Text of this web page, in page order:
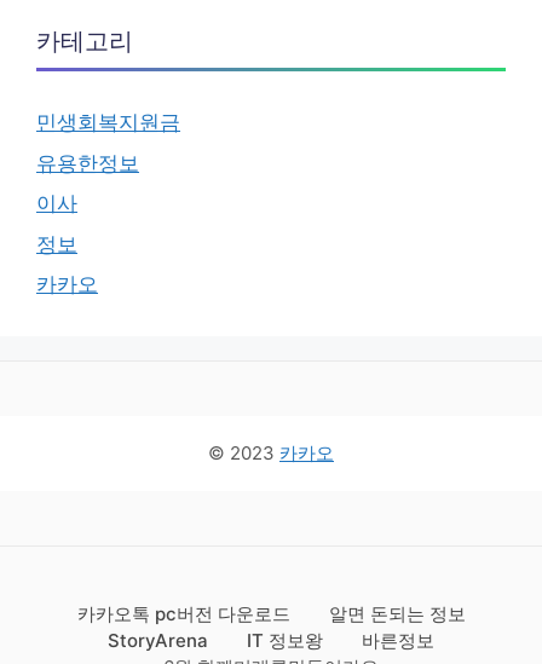
카테고리
민생회복지원금
유용한정보
이사
정보
카카오
© 2023 카카오
카카오톡 pc버전 다운로드
알면 돈되는 정보
StoryArena
IT 정보왕
바른정보